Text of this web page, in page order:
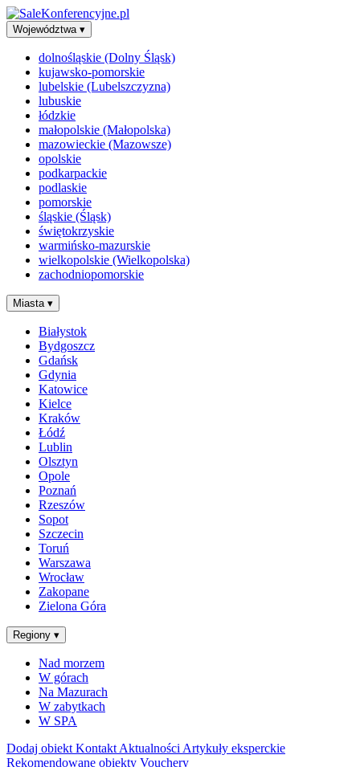
Województwa ▾
dolnośląskie (Dolny Śląsk)
kujawsko-pomorskie
lubelskie (Lubelszczyzna)
lubuskie
łódzkie
małopolskie (Małopolska)
mazowieckie (Mazowsze)
opolskie
podkarpackie
podlaskie
pomorskie
śląskie (Śląsk)
świętokrzyskie
warmińsko-mazurskie
wielkopolskie (Wielkopolska)
zachodniopomorskie
Miasta ▾
Białystok
Bydgoszcz
Gdańsk
Gdynia
Katowice
Kielce
Kraków
Łódź
Lublin
Olsztyn
Opole
Poznań
Rzeszów
Sopot
Szczecin
Toruń
Warszawa
Wrocław
Zakopane
Zielona Góra
Regiony ▾
Nad morzem
W górach
Na Mazurach
W zabytkach
W SPA
Dodaj obiekt Kontakt Aktualności Artykuły eksperckie
Rekomendowane obiekty Vouchery